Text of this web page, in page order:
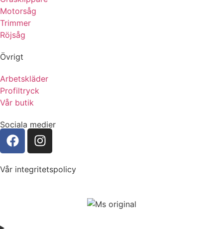
Motorsåg
Trimmer
Röjsåg
Övrigt
Arbetskläder
Profiltryck
Vår butik
Sociala medier
Vår integritetspolicy